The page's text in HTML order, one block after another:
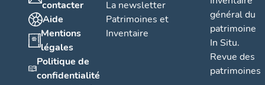
contacter
Aide
Mentions
légales
Politique de
confidentialité
La newsletter
Patrimoines et
Inventaire
général du
patrimoine
In Situ.
Revue des
patrimoines